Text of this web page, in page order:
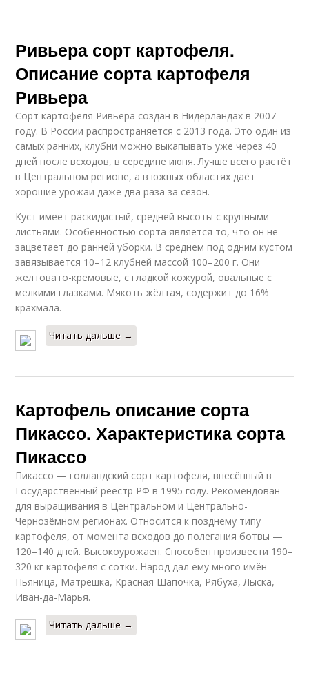
Ривьера сорт картофеля.
Описание сорта картофеля
Ривьера
Сорт картофеля Ривьера создан в Нидерландах в 2007
году. В России распространяется с 2013 года. Это один из
самых ранних, клубни можно выкапывать уже через 40
дней после всходов, в середине июня. Лучше всего растёт
в Центральном регионе, а в южных областях даёт
хорошие урожаи даже два раза за сезон.
Куст имеет раскидистый, средней высоты с крупными
листьями. Особенностью сорта является то, что он не
зацветает до ранней уборки. В среднем под одним кустом
завязывается 10–12 клубней массой 100–200 г. Они
желтовато-кремовые, с гладкой кожурой, овальные с
мелкими глазками. Мякоть жёлтая, содержит до 16%
крахмала.
Читать дальше →
Картофель описание сорта
Пикассо. Характеристика сорта
Пикассо
Пикассо — голландский сорт картофеля, внесённый в
Государственный реестр РФ в 1995 году. Рекомендован
для выращивания в Центральном и Центрально-
Чернозёмном регионах. Относится к позднему типу
картофеля, от момента всходов до полегания ботвы —
120–140 дней. Высокоурожаен. Способен произвести 190–
320 кг картофеля с сотки. Народ дал ему много имён —
Пьяница, Матрёшка, Красная Шапочка, Рябуха, Лыска,
Иван-да-Марья.
Читать дальше →